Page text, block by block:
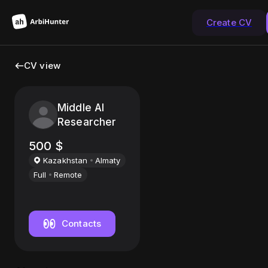
Create CV
CV view
Middle AI
Researcher
500 $
Kazakhstan
Almaty
Full
Remote
Contacts